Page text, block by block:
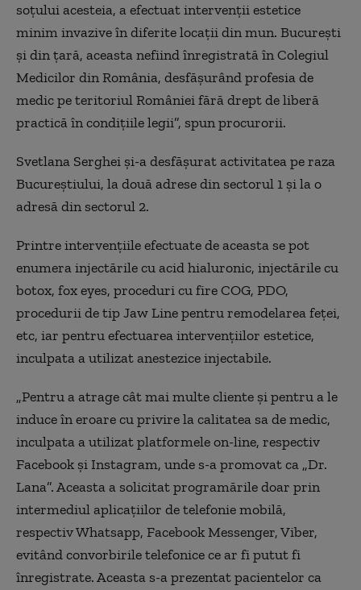
soțului acesteia, a efectuat intervenții estetice
minim invazive în diferite locații din mun. București
și din țară, aceasta nefiind înregistrată în Colegiul
Medicilor din România, desfășurând profesia de
medic pe teritoriul României fără drept de liberă
practică în condițiile legii”, spun procurorii.
Svetlana Serghei și-a desfășurat activitatea pe raza
Bucureștiului, la două adrese din sectorul 1 și la o
adresă din sectorul 2.
Printre intervențiile efectuate de aceasta se pot
enumera injectările cu acid hialuronic, injectările cu
botox, fox eyes, proceduri cu fire COG, PDO,
procedurii de tip Jaw Line pentru remodelarea feței,
etc, iar pentru efectuarea intervențiilor estetice,
inculpata a utilizat anestezice injectabile.
„Pentru a atrage cât mai multe cliente și pentru a le
induce în eroare cu privire la calitatea sa de medic,
inculpata a utilizat platformele on-line, respectiv
Facebook și Instagram, unde s-a promovat ca „Dr.
Lana”. Aceasta a solicitat programările doar prin
intermediul aplicațiilor de telefonie mobilă,
respectiv Whatsapp, Facebook Messenger, Viber,
evitând convorbirile telefonice ce ar fi putut fi
înregistrate. Aceasta s-a prezentat pacientelor ca